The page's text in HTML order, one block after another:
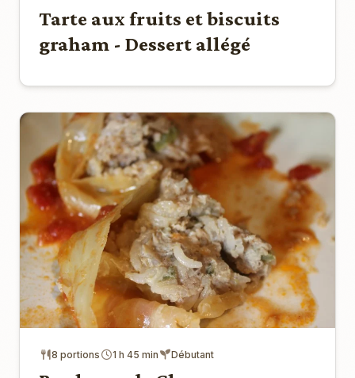
Tarte aux fruits et biscuits
graham - Dessert allégé
8 portions 1 h 45 min Débutant